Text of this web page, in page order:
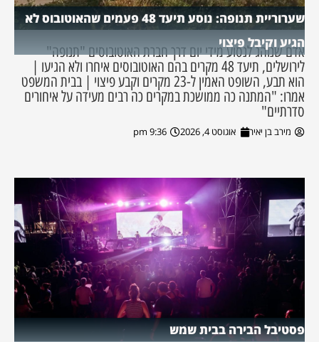
שערוריית תנופה: נוסע תיעד 48 פעמים שהאוטובוס לא
הגיע וקיבל פיצוי
אדם שנוהג לנסוע מידי יום דרך חברת האוטובוסים "תנופה"
לירושלים, תיעד 48 מקרים בהם האוטובוסים איחרו ולא הגיעו |
הוא תבע, השופט האמין ל-23 מקרים וקבע פיצוי | בבית המשפט
אמרו: "המתנה כה ממושכת במקרים כה רבים מעידה על איחורים
סדרתיים"
מירב בן יאיר אוגוסט 4, 2026 9:36 pm
פסטיבל הבירה בבית שמש